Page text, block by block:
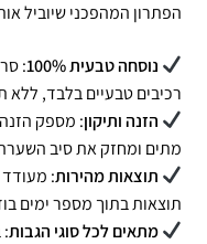
הפתרון המהפכני שיוביל
נוסחה טבעית 100%
:
רכיבים טבעיים בלבד, ללא
הזנה ותיקון: מספק הזנה
מתים ומחזק את סיב
תוצאות מהירות: מעודד
תוצאות בתוך מספר ימים
מתאים לכל סוגי הגבות: